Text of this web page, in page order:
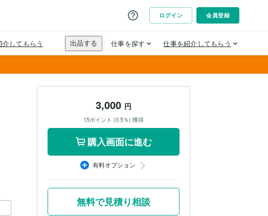
3,000 円
15ポイント (0.5％) 獲得
購入画面に進む
有料オプション
無料で見積り相談